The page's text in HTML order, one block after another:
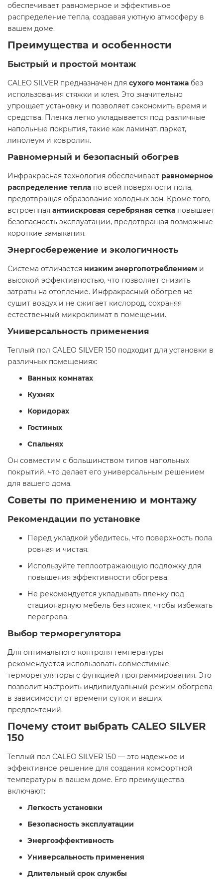
обеспечивает равномерное и эффективное
распределение тепла, создавая уютную атмосферу в
вашем доме.​
Преимущества и особенности
Быстрый и простой монтаж
CALEO SILVER предназначен для сухого монтажа без
использования стяжки и клея. Это значительно
упрощает установку и позволяет сэкономить время и
средства. Пленка легко укладывается под различные
напольные покрытия, такие как ламинат, паркет,
линолеум и ковролин.​
Равномерный и безопасный обогрев
Инфракрасная технология обеспечивает равномерное
распределение тепла по всей поверхности пола,
предотвращая образование холодных зон. Кроме того,
встроенная антиискровая серебряная сетка повышает
безопасность эксплуатации, предотвращая возможные
короткие замыкания.​
Энергосбережение и экологичность
Система отличается низким энергопотреблением и
высокой эффективностью, что позволяет снизить
затраты на отопление. Инфракрасный обогрев не
сушит воздух и не сжигает кислород, сохраняя
естественный микроклимат в помещении.​
Универсальность применения
Теплый пол CALEO SILVER 150 подходит для установки в
различных помещениях:​
Ванных комнатах
Кухнях
Коридорах
Гостиных
Спальнях
Он совместим с большинством типов напольных
покрытий, что делает его универсальным решением
для вашего дома.​
Советы по применению и монтажу
Рекомендации по установке
Перед укладкой убедитесь, что поверхность пола
ровная и чистая.
Используйте теплоотражающую подложку для
повышения эффективности обогрева.
Не рекомендуется укладывать пленку под
стационарную мебель без ножек, чтобы избежать
перегрева.​
Выбор терморегулятора
Для оптимального контроля температуры
рекомендуется использовать совместимые
терморегуляторы с функцией программирования. Это
позволит настроить индивидуальный режим обогрева
в зависимости от времени суток и ваших
предпочтений.​
Почему стоит выбрать CALEO SILVER
150
Теплый пол CALEO SILVER 150 — это надежное и
эффективное решение для создания комфортной
температуры в вашем доме. Его преимущества
включают:​
Легкость установки
Безопасность эксплуатации
Энергоэффективность
Универсальность применения
Длительный срок службы